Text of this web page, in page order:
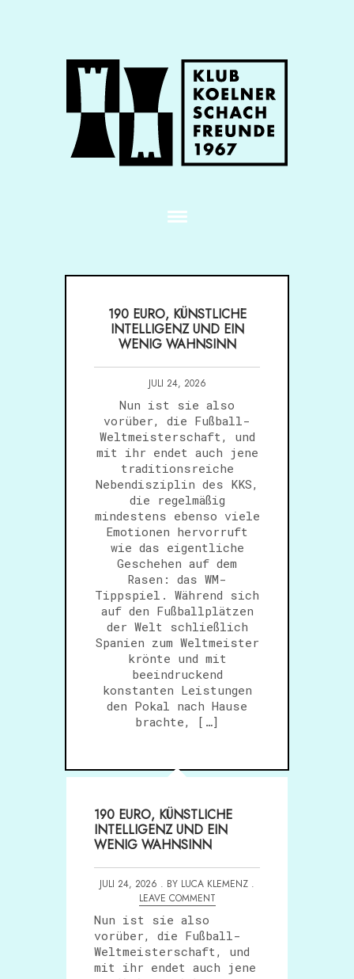
190 EURO, KÜNSTLICHE
INTELLIGENZ UND EIN
WENIG WAHNSINN
JULI 24, 2026
Nun ist sie also
vorüber, die Fußball-
Weltmeisterschaft, und
mit ihr endet auch jene
traditionsreiche
Nebendisziplin des KKS,
die regelmäßig
mindestens ebenso viele
Emotionen hervorruft
wie das eigentliche
Geschehen auf dem
Rasen: das WM-
Tippspiel. Während sich
auf den Fußballplätzen
der Welt schließlich
Spanien zum Weltmeister
krönte und mit
beeindruckend
konstanten Leistungen
den Pokal nach Hause
brachte, […]
190 EURO, KÜNSTLICHE
INTELLIGENZ UND EIN
WENIG WAHNSINN
JULI 24, 2026 . BY LUCA KLEMENZ .
LEAVE COMMENT
Nun ist sie also
vorüber, die Fußball-
Weltmeisterschaft, und
mit ihr endet auch jene